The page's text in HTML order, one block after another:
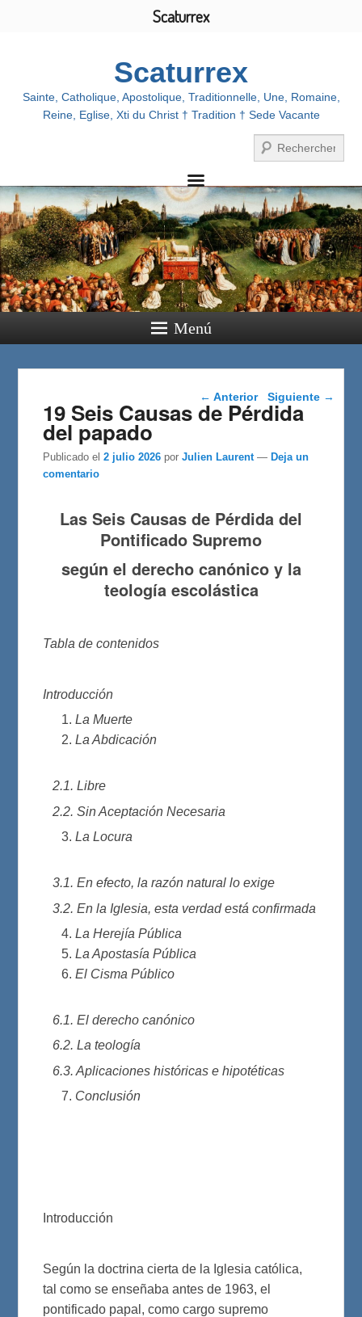
Scaturrex
Sainte, Catholique, Apostolique, Traditionnelle, Une, Romaine,
Reine, Eglise, Xti du Christ † Tradition † Sede Vacante
Menú
Navegación de
entradas
← Anterior Siguiente →
19 Seis Causas de Pérdida
del papado
Publicado el 2 julio 2026 porJulien Laurent — Deja un
comentario
Las Seis Causas de Pérdida del
Pontificado Supremo
según el derecho canónico y la
teología escolástica
Tabla de contenidos
Introducción
La Muerte
La Abdicación
2.1. Libre
2.2. Sin Aceptación Necesaria
La Locura
3.1. En efecto, la razón natural lo exige
3.2. En la Iglesia, esta verdad está confirmada
La Herejía Pública
La Apostasía Pública
El Cisma Público
6.1. El derecho canónico
6.2. La teología
6.3. Aplicaciones históricas e hipotéticas
Conclusión
Introducción
Según la doctrina cierta de la Iglesia católica,
tal como se enseñaba antes de 1963, el
pontificado papal, como cargo supremo
Scaturrex